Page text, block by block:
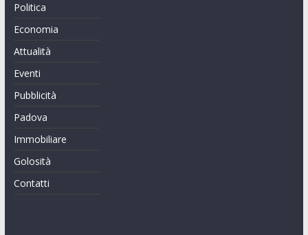
Politica
Economia
Attualità
Eventi
Pubblicità
Padova
Immobiliare
Golosità
Contatti